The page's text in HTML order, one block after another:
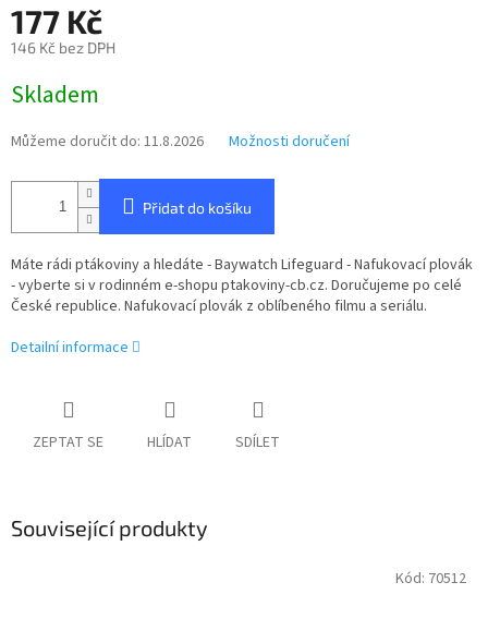
177 Kč
146 Kč bez DPH
cena:
Skladem
Můžeme doručit do: 11.8.2026 Možnosti doručení
Přidat do košíku
Máte rádi ptákoviny a hledáte - Baywatch Lifeguard - Nafukovací plovák
- vyberte si v rodinném e-shopu ptakoviny-cb.cz. Doručujeme po celé
České republice. Nafukovací plovák z oblíbeného filmu a seriálu.
Detailní informace
ZEPTAT SE HLÍDAT SDÍLET
Související produkty
Kód: 70512